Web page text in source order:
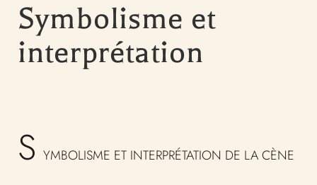
Symbolisme et
interprétation
S YMBOLISME ET INTERPRÉTATION DE LA CÈNE